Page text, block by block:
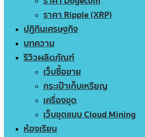
ราคา Ripple (XRP)
ปฏิทินเศรษฐกิจ
บทความ
รีวิวผลิตภัณฑ์
เว็บซื้อขาย
กระเป๋าเก็บเหรียญ
เครื่องขุด
เว็บขุดแบบ Cloud Mining
ห้องเรียน